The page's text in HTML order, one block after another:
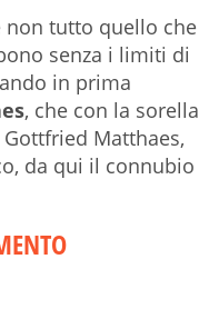
non tutto quello che
senza i limiti di
in prima
, che con la sorella
Matthaes,
da qui il connubio